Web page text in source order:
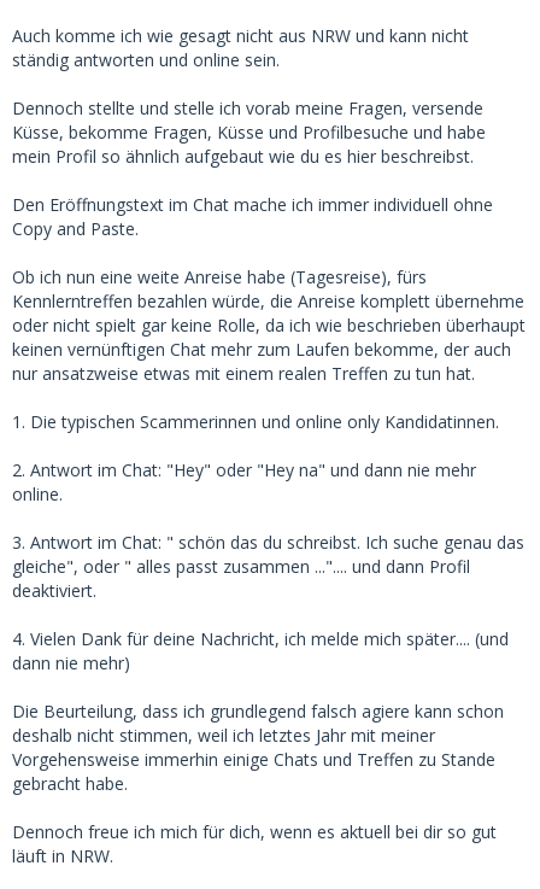
Auch komme ich wie gesagt nicht aus NRW und kann nicht
ständig antworten und online sein.
Dennoch stellte und stelle ich vorab meine Fragen, versende
Küsse, bekomme Fragen, Küsse und Profilbesuche und habe
mein Profil so ähnlich aufgebaut wie du es hier beschreibst.
Den Eröffnungstext im Chat mache ich immer individuell ohne
Copy and Paste.
Ob ich nun eine weite Anreise habe (Tagesreise), fürs
Kennlerntreffen bezahlen würde, die Anreise komplett übernehme
oder nicht spielt gar keine Rolle, da ich wie beschrieben überhaupt
keinen vernünftigen Chat mehr zum Laufen bekomme, der auch
nur ansatzweise etwas mit einem realen Treffen zu tun hat.
1. Die typischen Scammerinnen und online only Kandidatinnen.
2. Antwort im Chat: "Hey" oder "Hey na" und dann nie mehr
online.
3. Antwort im Chat: " schön das du schreibst. Ich suche genau das
gleiche", oder " alles passt zusammen ...".... und dann Profil
deaktiviert.
4. Vielen Dank für deine Nachricht, ich melde mich später.... (und
dann nie mehr)
Die Beurteilung, dass ich grundlegend falsch agiere kann schon
deshalb nicht stimmen, weil ich letztes Jahr mit meiner
Vorgehensweise immerhin einige Chats und Treffen zu Stande
gebracht habe.
Dennoch freue ich mich für dich, wenn es aktuell bei dir so gut
läuft in NRW.